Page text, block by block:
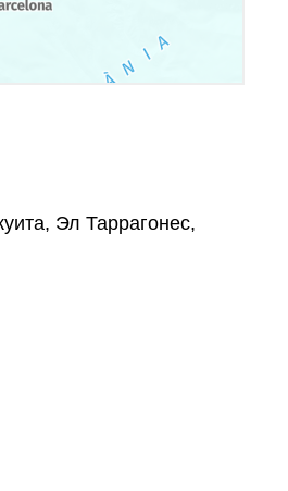
Эл Таррагонес,